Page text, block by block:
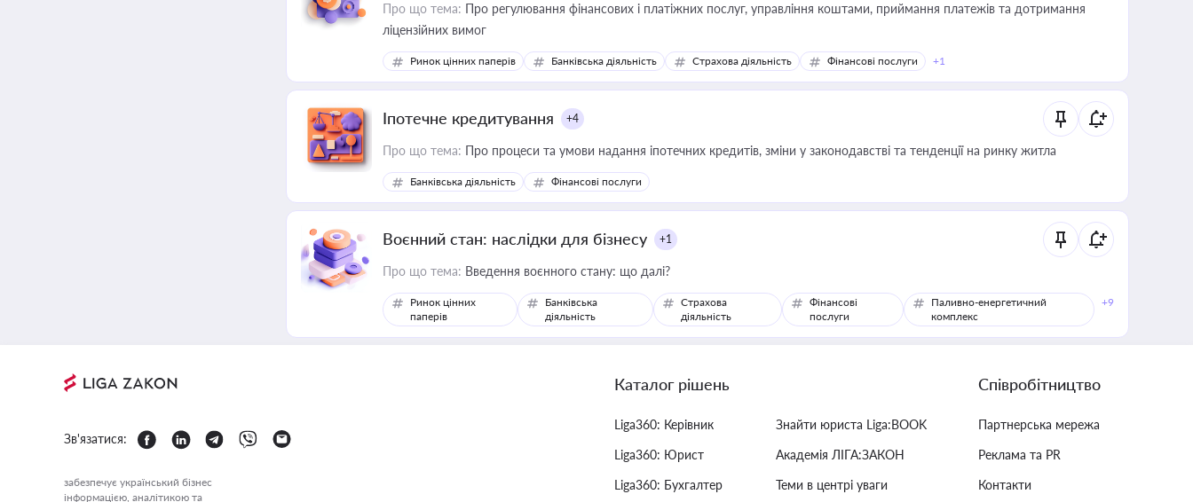
Про що тема: Про регулювання фінансових і платіжних послуг, управління коштами, приймання платежів та дотримання
ліцензійних вимог
Ринок цінних паперів Банківська діяльність Страхова діяльність Фінансові послуги +1
Іпотечне кредитування +4
Про що тема: Про процеси та умови надання іпотечних кредитів, зміни у законодавстві та тенденції на ринку житла
Банківська діяльність Фінансові послуги
Воєнний стан: наслідки для бізнесу +1
Про що тема: Введення воєнного стану: що далі?
Ринок цінних
паперів
Банківська
діяльність
Страхова
діяльність
Фінансові
послуги
Паливно-енергетичний
комплекс
+9
Зв'язатися:
забезпечує український бізнес
інформацією, аналітикою та
Каталог рішень
Liga360: Керівник
Liga360: Юрист
Liga360: Бухгалтер
Знайти юриста Liga:BOOK
Академія ЛІГА:ЗАКОН
Теми в центрі уваги
Співробітництво
Партнерська мережа
Реклама та PR
Контакти